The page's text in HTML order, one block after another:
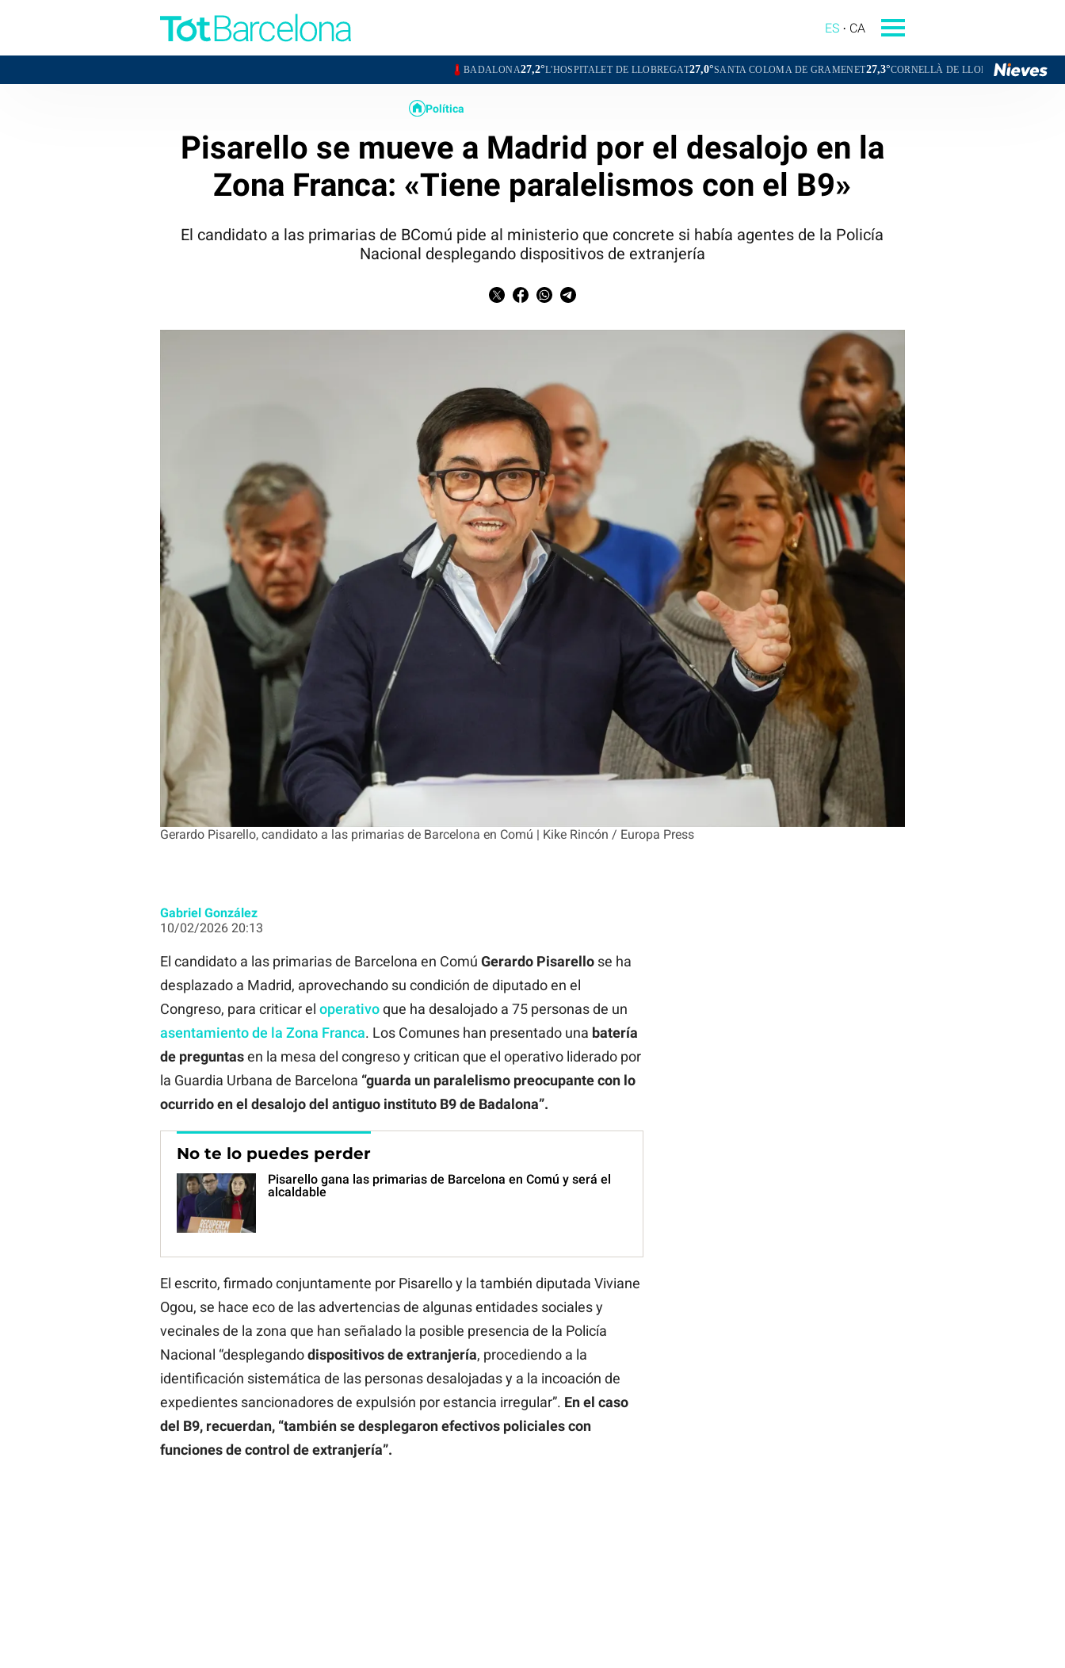
ES CA
27,2°L'HOSPITALET DE LLOBREGAT 27,0°SANTA COLOMA DE GRAMENET27,3°CORNELLÀ DE LLOBREGAT 26,3°SANT BOI DE
Gerardo Pisarello, candidato a las primarias de Barcelona en Comú | Kike Rincón / Europa Press
Política
Pisarello se mueve a Madrid por el desalojo en la
Zona Franca: «Tiene paralelismos con el B9»
El candidato a las primarias de BComú pide al ministerio que concrete si había agentes de la Policía
Nacional desplegando dispositivos de extranjería
Gabriel González
10/02/2026 20:13
El candidato a las primarias de Barcelona en Comú Gerardo Pisarellose ha
desplazado a Madrid, aprovechando su condición de diputado en el
Congreso, para criticar el operativoque ha desalojado a 75 personas de un
asentamiento de la Zona Franca. Los Comunes han presentado una batería
de preguntasen la mesa del congreso y critican que el operativo liderado por
la Guardia Urbana de Barcelona “guarda un paralelismo preocupante con lo
ocurrido en el desalojo del antiguo instituto B9 de Badalona”.
No te lo puedes perder
Pisarello gana las primarias de Barcelona en Comú y será el
alcaldable
El escrito, firmado conjuntamente por Pisarello y la también diputada Viviane
Ogou, se hace eco de las advertencias de algunas entidades sociales y
vecinales de la zona que han señalado la posible presencia de la Policía
Nacional “desplegandodispositivos de extranjería, procediendo a la
identificación sistemática de las personas desalojadas y a la incoación de
expedientes sancionadores de expulsión por estancia irregular”. En el caso
del B9, recuerdan, “también se desplegaron efectivos policiales con
funciones de control de extranjería”.